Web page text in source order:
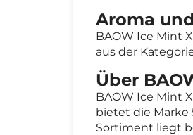
Aroma
BAOW Ice Mint
aus der
Über
BAOW Ice Mint
bietet die Marke
Sortiment liegt